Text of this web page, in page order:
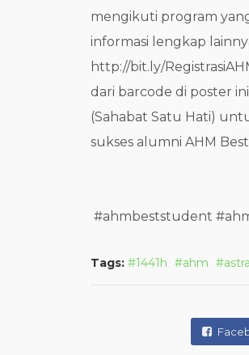
mengikuti program
informasi lengkap
http://bit.ly/
dari barcode di poster
(Sahabat Satu Hati)
sukses alumni AHM
#ahmbeststudent
Tags: 1441h ahm astra